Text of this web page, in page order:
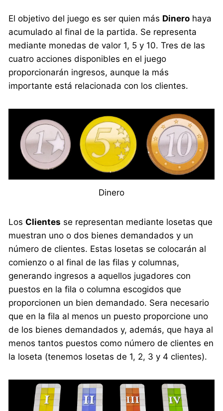
El objetivo del juego es ser quien más Dinero haya
acumulado al final de la partida. Se representa
mediante monedas de valor 1, 5 y 10. Tres de las
cuatro acciones disponibles en el juego
proporcionarán ingresos, aunque la más
importante está relacionada con los clientes.
Dinero
LosClientes se representan mediante losetas que
muestran uno o dos bienes demandados y un
número de clientes. Estas losetas se colocarán al
comienzo o al final de las filas y columnas,
generando ingresos a aquellos jugadores con
puestos en la fila o columna escogidos que
proporcionen un bien demandado. Sera necesario
que en la fila al menos un puesto proporcione uno
de los bienes demandados y, además, que haya al
menos tantos puestos como número de clientes en
la loseta (tenemos losetas de 1, 2, 3 y 4 clientes).